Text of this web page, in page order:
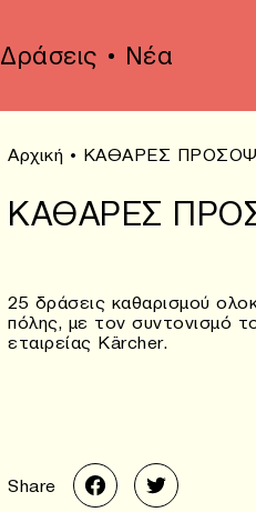
Δράσεις Νέα
Αρχική • ΚΑΘΑΡΕΣ
ΚΑΘΑΡΕΣ
25 δράσεις καθαρισμού
πόλης, με τον συντονισμό
εταιρείας Kärcher.
Share